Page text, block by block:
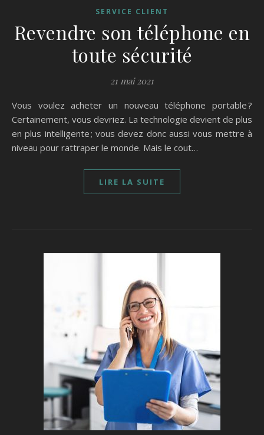
SERVICE CLIENT
Revendre son téléphone en
toute sécurité
21 mai 2021
Vous voulez acheter un nouveau téléphone portable ?
Certainement, vous devriez. La technologie devient de plus
en plus intelligente ; vous devez donc aussi vous mettre à
niveau pour rattraper le monde. Mais le cout…
LIRE LA SUITE